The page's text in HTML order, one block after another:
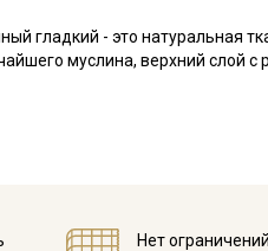
гладкий - это натуральная
муслина, верхний слой
плотно скрученным нитям,
пошивом постирайте
Нет ограничений